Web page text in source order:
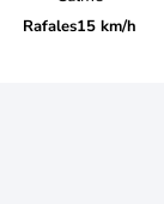
Rafales15 km/h